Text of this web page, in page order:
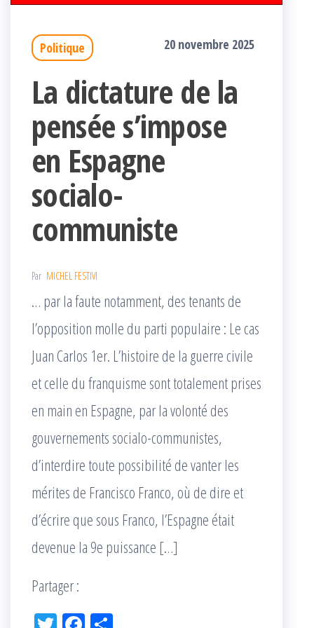
Politique 20 novembre 2025
La dictature de la
pensée s’impose
en Espagne
socialo-
communiste
Par MICHEL FESTIVI
… par la faute notamment, des tenants de
l’opposition molle du parti populaire : Le cas
Juan Carlos 1er. L’histoire de la guerre civile
et celle du franquisme sont totalement prises
en main en Espagne, par la volonté des
gouvernements socialo-communistes,
d’interdire toute possibilité de vanter les
mérites de Francisco Franco, où de dire et
d’écrire que sous Franco, l’Espagne était
devenue la 9e puissance […]
Partager :